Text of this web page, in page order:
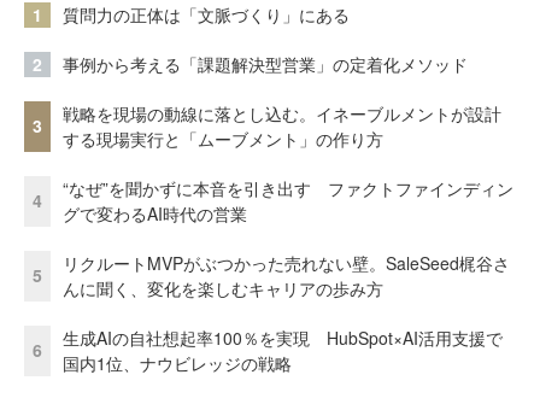
1 質問力の正体は「文脈づくり」にある
2 事例から考える「課題解決型営業」の定着化メソッド
3
戦略を現場の動線に落とし込む。イネーブルメントが設計
する現場実行と「ムーブメント」の作り方
4
“なぜ”を聞かずに本音を引き出す ファクトファインディン
グで変わるAI時代の営業
5
リクルートMVPがぶつかった売れない壁。SaleSeed梶谷さ
んに聞く、変化を楽しむキャリアの歩み方
6
生成AIの自社想起率100％を実現 HubSpot×AI活用支援で
国内1位、ナウビレッジの戦略